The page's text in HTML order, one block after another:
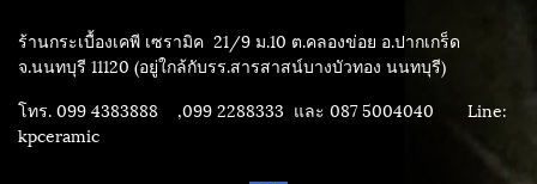
ร้านกระเบื้องเคพี เซรามิค 21/9 ม.10 ต.คลองข่อย อ.ปากเกร็ด
จ.นนทบุรี 11120 (อยู่ใกล้กับรร.สารสาสน์บางบัวทอง นนทบุรี)
โทร. 099 4383888 ,099 2288333 และ 087 5004040 Line:
kpceramic